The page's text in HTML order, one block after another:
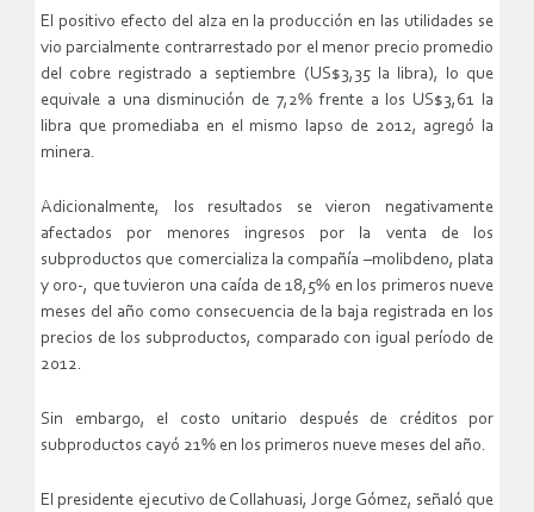
El positivo efecto del alza en la producción en las utilidades se
vio parcialmente contrarrestado por el menor precio promedio
del cobre registrado a septiembre (US$3,35 la libra), lo que
equivale a una disminución de 7,2% frente a los US$3,61 la
libra que promediaba en el mismo lapso de 2012, agregó la
minera.
Adicionalmente, los resultados se vieron negativamente
afectados por menores ingresos por la venta de los
subproductos que comercializa la compañía –molibdeno, plata
y oro-, que tuvieron una caída de 18,5% en los primeros nueve
meses del año como consecuencia de la baja registrada en los
precios de los subproductos, comparado con igual período de
2012.
Sin embargo, el costo unitario después de créditos por
subproductos cayó 21% en los primeros nueve meses del año.
El presidente ejecutivo de Collahuasi, Jorge Gómez, señaló que